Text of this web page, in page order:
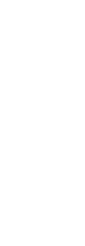
je nastajala
preklopne